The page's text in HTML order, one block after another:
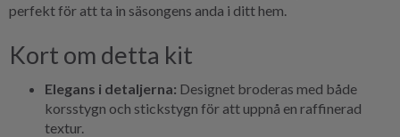
perfekt för att ta in säsongens anda i ditt hem.
Kort om detta kit
Elegans i detaljerna: Designet broderas med både
korsstygn och stickstygn för att uppnå en raffinerad
textur.